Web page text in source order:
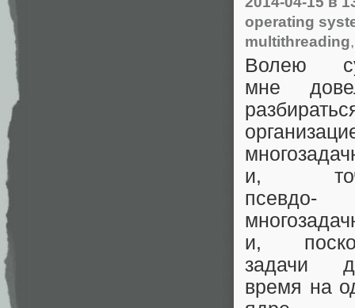
operating
multithreading
Волею
мне
и,
псевдо-
и,
задачи
время на